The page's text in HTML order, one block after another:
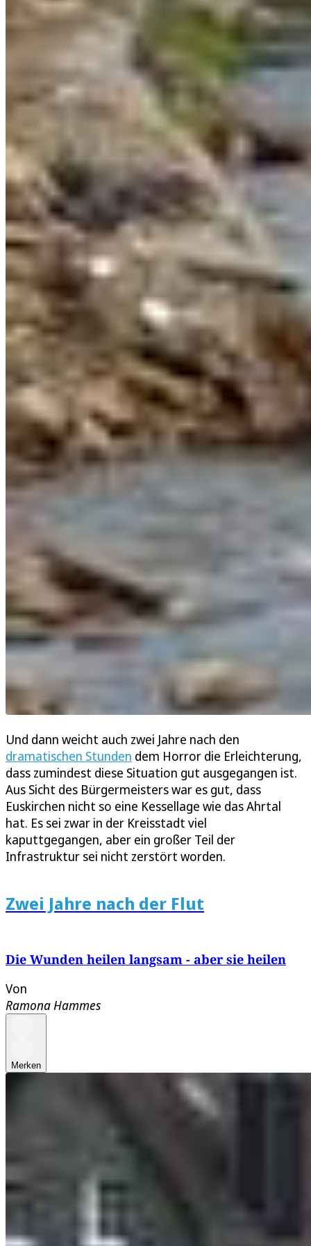
Und dann weicht auch zwei Jahre nach den
dramatischen Stunden dem Horror die Erleichterung,
dass zumindest diese Situation gut ausgegangen ist.
Aus Sicht des Bürgermeisters war es gut, dass
Euskirchen nicht so eine Kessellage wie das Ahrtal
hat. Es sei zwar in der Kreisstadt viel
kaputtgegangen, aber ein großer Teil der
Infrastruktur sei nicht zerstört worden.
Zwei Jahre nach der Flut
Die Wunden heilen langsam - aber sie heilen
Von
Ramona Hammes
Merken